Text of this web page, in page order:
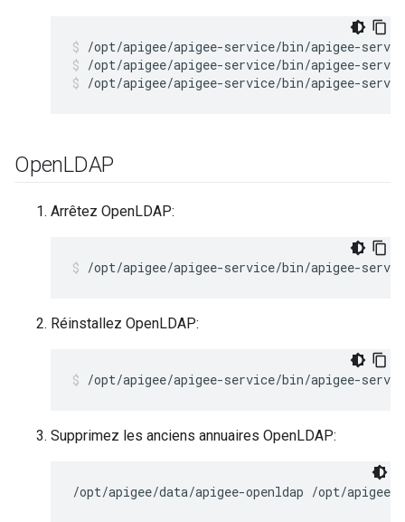
/opt/apigee/apigee-service/bin/apigee-
/opt/apigee/apigee-service/bin/apigee-
OpenLDAP
Arrêtez OpenLDAP:
/opt/apigee/apigee-service/bin/apigee-
Réinstallez OpenLDAP:
/opt/apigee/apigee-service/bin/apigee-
Supprimez les anciens annuaires OpenLDAP:
/opt/apigee/data/apigee-openldap /opt/apigee/